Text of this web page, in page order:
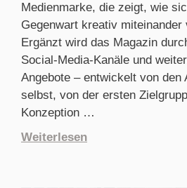
Medienmarke, die zeigt, wie
Gegenwart kreativ miteinander
Ergänzt wird das Magazin
Social-Media-Kanäle und
Angebote – entwickelt von den
selbst, von der ersten
Konzeption …
Weiterlesen